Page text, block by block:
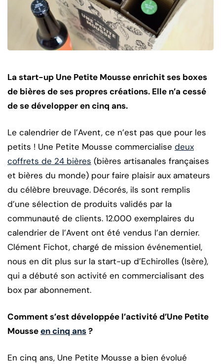
La start-up Une Petite Mousse enrichit ses boxes
de bières de ses propres créations. Elle n’a cessé
de se développer en cinq ans.
Le calendrier de l’Avent, ce n’est pas que pour les
petits ! Une Petite Mousse commercialise deux
coffrets de 24 bières (bières artisanales françaises
et bières du monde) pour faire plaisir aux amateurs
du célèbre breuvage. Décorés, ils sont remplis
d’une sélection de produits validés par la
communauté de clients. 12.000 exemplaires du
calendrier de l’Avent ont été vendus l’an dernier.
Clément Fichot, chargé de mission événementiel,
nous en dit plus sur la start-up d’Echirolles (Isère),
qui a débuté son activité en commercialisant des
box par abonnement.
Comment s’est développée l’activité d’Une Petite
Mousseen cinq ans?
En cinq ans, Une Petite Mousse a bien évolué